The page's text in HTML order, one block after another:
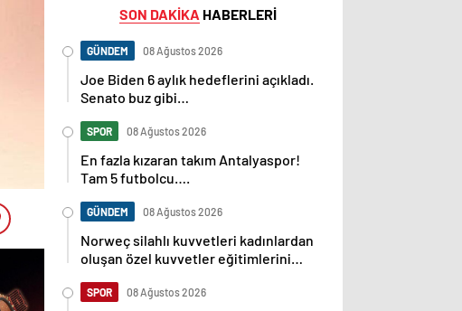
SON DAKİKA HABERLERİ
GÜNDEM 08 Ağustos 2026
Joe Biden 6 aylık hedeflerini açıkladı.
Senato buz gibi…
SPOR 08 Ağustos 2026
En fazla kızaran takım Antalyaspor!
Tam 5 futbolcu….
GÜNDEM 08 Ağustos 2026
Norweç silahlı kuvvetleri kadınlardan
oluşan özel kuvvetler eğitimlerini
SPOR 08 Ağustos 2026